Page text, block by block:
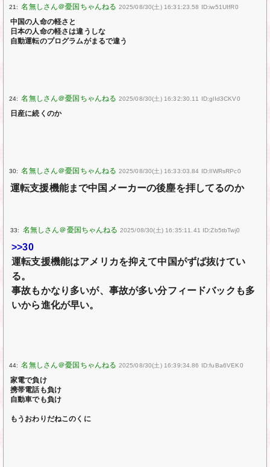
21: 2025/08/30(土) 16:31:23.58 ID:iw51UIfR0
中国の人命の軽さと
日本の人命の軽さは違うしな
自動運転のプログラムがまるで違う
24: 2025/08/30(土) 16:32:30.11 ID:glId3CKV0
日産に続くのか
30: 2025/08/30(土) 16:33:03.84 ID:IlWRsRPc0
運転支援機能まで中国メーカーの後塵を拝してるのか
33: 2025/08/30(土) 16:35:11.41 ID:Zb5tbTwj0
>>30
運転支援機能はアメリカを抑えて中国がずば抜けてい
る。
事故もかなり多いが、事故が多い分フィードバックも多
いから進化が早い。
44: 2025/08/30(土) 16:39:34.86 ID:fuBa6VEK0
家電で負け
携帯電話も負け
自動車でも負け
もうおわりだねこのくに